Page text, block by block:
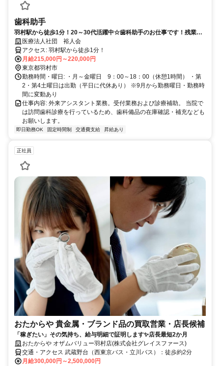
歯科助手
羽村駅から徒歩1分！20～30代活躍中☆歯科助手のお仕事です！残業ほ
ぼ無し医療法人社団 裕人会
アクセス: 羽村駅から徒歩1分！
月給215,000円～220,000円
東京都羽村市
勤務時間・曜日: ・月～金曜日 9：00～18：00（休憩1時間） ・第
2・第4土曜日は出勤（平日に代休あり） ※9月から勤務曜日・勤務時
間に変動あり
仕事内容: 外来アシスタント業務。受付業務および診療補助。 当院で
は訪問歯科診療を行っているため、歯科備品の在庫確認・補充なども
お願いします。
即日勤務OK 固定時間制 交通費支給 昇給あり
正社員
おたからや 貴金属・ブランド品の買取営業・店長候補
「稼ぎたい」その気持ち、給与明細で証明します✨店長最短2か月
おたからや オザムバリュー羽村店(株式会社グレイスファース)
交通・アクセス 武蔵野台（西東京バス・立川バス）：徒歩約2分
月給300,000円～2,500,000円